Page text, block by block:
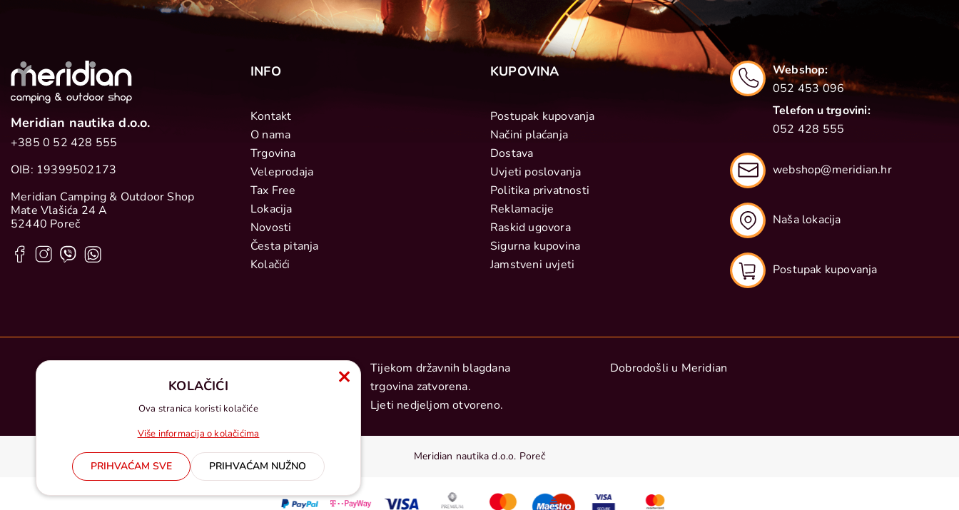
Meridian nautika d.o.o.
+385 0 52 428 555
OIB: 19399502173
Meridian Camping & Outdoor Shop
Mate Vlašića 24 A
52440 Poreč
INFO
Kontakt
O nama
Trgovina
Veleprodaja
Tax Free
Lokacija
Novosti
Česta pitanja
Kolačići
KUPOVINA
Postupak kupovanja
Načini plaćanja
Dostava
Uvjeti poslovanja
Politika privatnosti
Reklamacije
Raskid ugovora
Sigurna kupovina
Jamstveni uvjeti
Webshop:
052 453 096
Telefon u trgovini:
052 428 555
webshop@meridian.hr
Naša lokacija
Postupak kupovanja
Ponedjeljak - Subota: 9 - 19
Nedjelja: 9 – 15
Tijekom državnih blagdana
trgovina zatvorena.
Ljeti nedjeljom otvoreno.
Dobrodošli u Meridian
Meridian nautika d.o.o. Poreč
KOLAČIĆI
Ova stranica koristi kolačiće
Više informacija o kolačićima
PRIHVAĆAM SVE PRIHVAĆAM NUŽNO